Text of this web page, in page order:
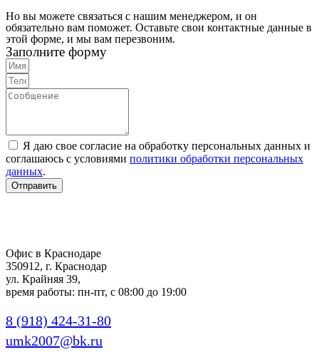
Но вы можете связаться с нашим менеджером, и он
обязательно вам поможет. Оставьте свои контактные данные в
этой форме, и мы вам перезвоним.
Заполните форму
Я даю свое согласие на обработку персональных данных и
соглашаюсь с условиями политики обработки персональных
данных.
Отправить
Офис в Краснодаре
350912, г. Краснодар
ул. Крайняя 39,
время работы: пн-пт, с 08:00 до 19:00
8 (918) 424-31-80
umk2007@bk.ru